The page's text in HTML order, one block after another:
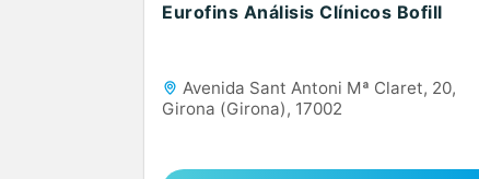
Eurofins Análisis Clínicos Bofill
Avenida Sant Antoni Mª Claret, 20,
Girona (Girona), 17002